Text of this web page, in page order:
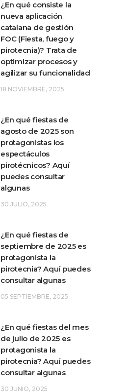
¿En qué consiste la
nueva aplicación
catalana de gestión
FOC (Fiesta, fuego y
pirotecnia)? Trata de
optimizar procesos y
agilizar su funcionalidad
18 NOVIEMBRE, 2025
¿En qué fiestas de
agosto de 2025 son
protagonistas los
espectáculos
pirotécnicos? Aquí
puedes consultar
algunas
30 JULIO, 2025
¿En qué fiestas de
septiembre de 2025 es
protagonista la
pirotecnia? Aquí puedes
consultar algunas
05 SEPTIEMBRE, 2025
¿En qué fiestas del mes
de julio de 2025 es
protagonista la
pirotecnia? Aquí puedes
consultar algunas
30 JUNIO, 2025